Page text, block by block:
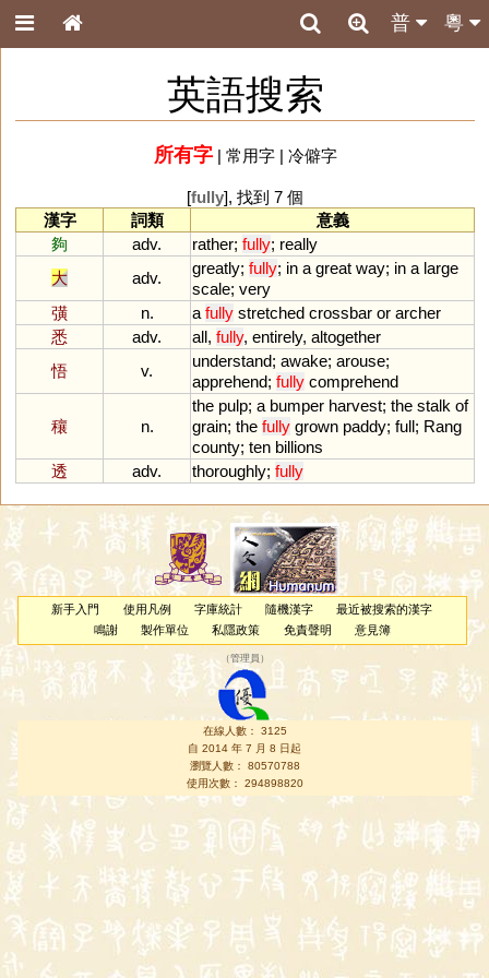
粵
普
英語搜索
所有字| 常用字| 冷僻字
[fully], 找到 7 個
漢字
詞類
意義
夠
adv. rather; fully; really
大
adv.
greatly; fully; in a great way; in a large
scale; very
彉
n. a fully stretched crossbar or archer
悉
adv. all, fully, entirely, altogether
悟
v.
understand; awake; arouse;
apprehend; fully comprehend
穰 n.
the pulp; a bumper harvest; the stalk of
grain; the fully grown paddy; full; Rang
county; ten billions
透
adv. thoroughly; fully
新手入門 使用凡例 字庫統計 隨機漢字
最近被搜索的漢字
鳴謝
製作單位 私隱政策 免責聲明 意見簿
（管理員 ）
在線人數： 3125
自 2014 年 7 月 8 日起
瀏覽人數： 80570788
使用次數： 294898820